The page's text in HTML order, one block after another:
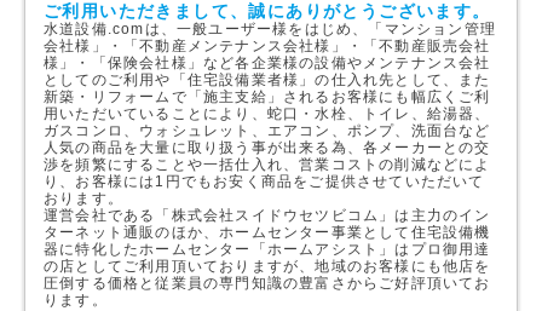
ご利用いただきまして、誠にありがとうございます。
水道設備.comは、一般ユーザー様をはじめ、「マンション管理
会社様」・「不動産メンテナンス会社様」・「不動産販売会社
様」・「保険会社様」など各企業様の設備やメンテナンス会社
としてのご利用や「住宅設備業者様」の仕入れ先として、また
新築・リフォームで「施主支給」されるお客様にも幅広くご利
用いただいていることにより、蛇口・水栓、トイレ、給湯器、
ガスコンロ、ウォシュレット、エアコン、ポンプ、洗面台など
人気の商品を大量に取り扱う事が出来る為、各メーカーとの交
渉を頻繁にすることや一括仕入れ、営業コストの削減などによ
り、お客様には1円でもお安く商品をご提供させていただいて
おります。
運営会社である「株式会社スイドウセツビコム」は主力のイン
ターネット通販のほか、ホームセンター事業として住宅設備機
器に特化したホームセンター「ホームアシスト」はプロ御用達
の店としてご利用頂いておりますが、地域のお客様にも他店を
圧倒する価格と従業員の専門知識の豊富さからご好評頂いてお
ります。